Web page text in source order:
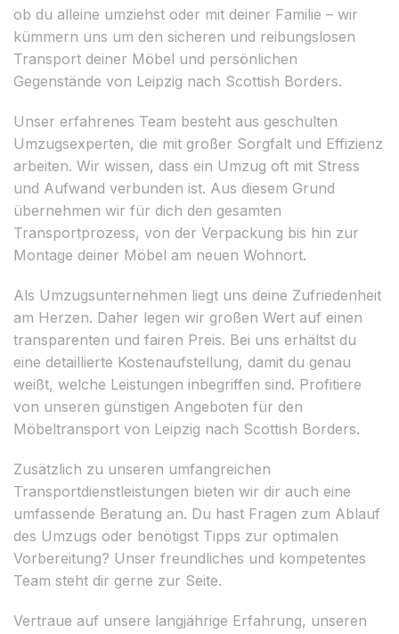
ob du alleine umziehst oder mit deiner Familie – wir
kümmern uns um den sicheren und reibungslosen
Transport deiner Möbel und persönlichen
Gegenstände von Leipzig nach Scottish Borders.
Unser erfahrenes Team besteht aus geschulten
Umzugsexperten, die mit großer Sorgfalt und Effizienz
arbeiten. Wir wissen, dass ein Umzug oft mit Stress
und Aufwand verbunden ist. Aus diesem Grund
übernehmen wir für dich den gesamten
Transportprozess, von der Verpackung bis hin zur
Montage deiner Möbel am neuen Wohnort.
Als Umzugsunternehmen liegt uns deine Zufriedenheit
am Herzen. Daher legen wir großen Wert auf einen
transparenten und fairen Preis. Bei uns erhältst du
eine detaillierte Kostenaufstellung, damit du genau
weißt, welche Leistungen inbegriffen sind. Profitiere
von unseren günstigen Angeboten für den
Möbeltransport von Leipzig nach Scottish Borders.
Zusätzlich zu unseren umfangreichen
Transportdienstleistungen bieten wir dir auch eine
umfassende Beratung an. Du hast Fragen zum Ablauf
des Umzugs oder benötigst Tipps zur optimalen
Vorbereitung? Unser freundliches und kompetentes
Team steht dir gerne zur Seite.
Vertraue auf unsere langjährige Erfahrung, unseren